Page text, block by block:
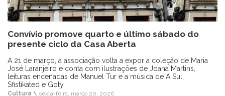
Convívio promove quarto e último sábado do
presente ciclo da Casa Aberta
A 21 de março, a associação volta a expor a coleção de Maria
José Laranjeiro e conta com ilustrações de Joana Martins,
leituras encenadas de Manuel Tur e a música de A Sul,
Sfistikated e Goty.
Cultura \ sexta-feira, março 20, 2026